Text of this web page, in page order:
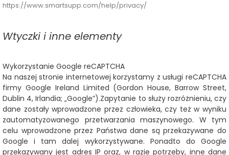
https://www.smartsupp.com/help/privacy/
Wtyczki i inne elementy
Wykorzystanie Google reCAPTCHA
Na naszej stronie internetowej korzystamy z usługi reCAPTCHA
firmy Google Ireland Limited (Gordon House, Barrow Street,
Dublin 4, Irlandia; „Google”).Zapytanie to służy rozróżnieniu, czy
dane zostały wprowadzone przez człowieka, czy też w wyniku
zautomatyzowanego przetwarzania maszynowego. W tym
celu wprowadzone przez Państwa dane są przekazywane do
Google i tam dalej wykorzystywane. Ponadto do Google
przekazywany jest adres IP oraz, w razie potrzeby, inne dane